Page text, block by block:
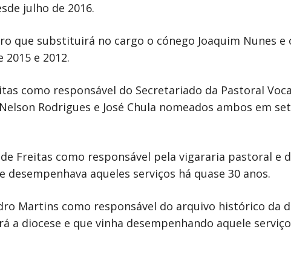
julho de 2016.
que substituirá no cargo o cónego Joaquim Nunes e
e 2012.
como responsável do Secretariado da Pastoral
Rodrigues e José Chula nomeados ambos em
Freitas como responsável pela vigararia pastoral e
aqueles serviços há quase 30 anos.
Martins como responsável do arquivo histórico da
diocese e que vinha desempenhando aquele